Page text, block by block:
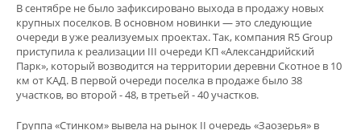
В сентябре не было зафиксировано выхода в продажу новых
крупных поселков. В основном новинки — это следующие
очереди в уже реализуемых проектах. Так, компания R5 Group
приступила к реализации III очереди КП «Александрийский
Парк», который возводится на территории деревни Скотное в 10
км от КАД. В первой очереди поселка в продаже было 38
участков, во второй - 48, в третьей - 40 участков.
Группа «Стинком» вывела на рынок II очередь «Заозерья» в